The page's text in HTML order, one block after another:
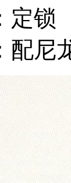
定锁
配尼